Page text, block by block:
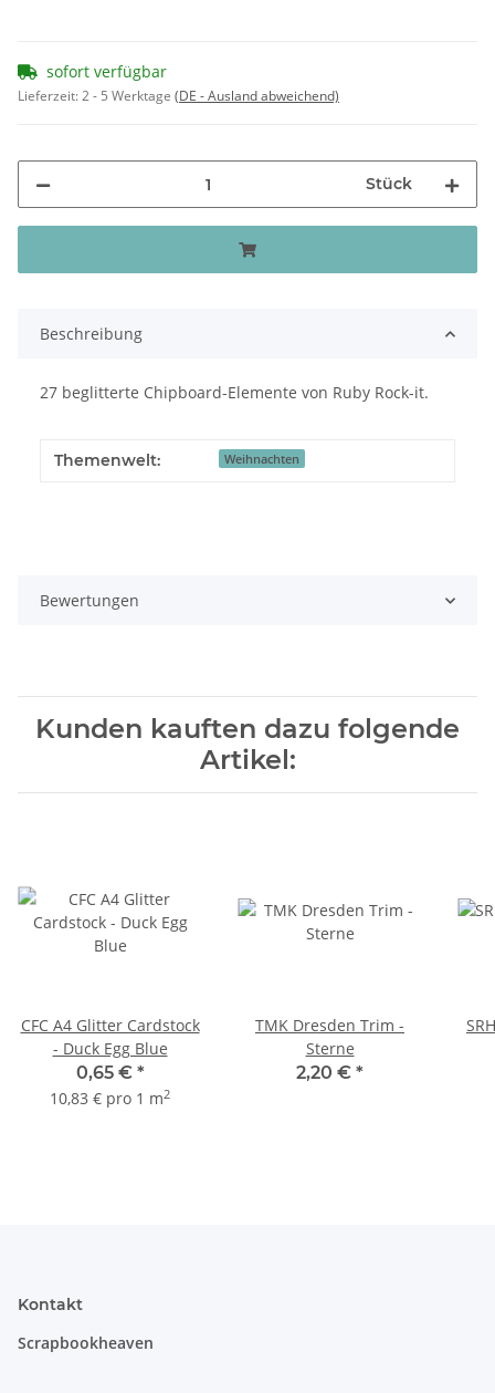
sofort verfügbar
Lieferzeit:2 - 5 Werktage (DE - Ausland abweichend)
Stück
Beschreibung
27 beglitterte Chipboard-Elemente von Ruby Rock-it.
Themenwelt: Weihnachten
Bewertungen
Kunden kauften dazu folgende
Artikel:
CFC A4 Glitter Cardstock
- Duck Egg Blue
0,65 € *
10,83 € pro 1 m2
TMK Dresden Trim -
Sterne
2,20 € *
Kontakt
Scrapbookheaven